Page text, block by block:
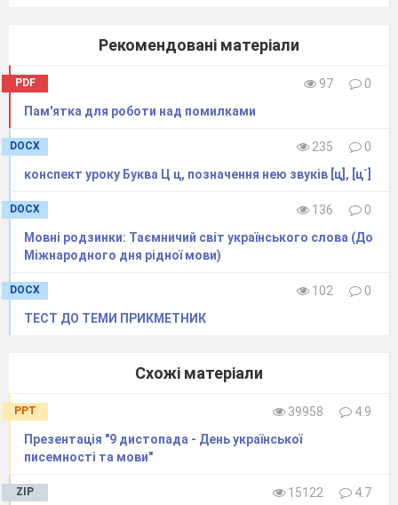
Рекомендовані матеріали
PDF 97
0
Пам'ятка для роботи над помилками
DOCX 235
0
конспект уроку Буква Ц ц, позначення нею звуків [ц], [ц´]
DOCX 136
0
Мовні родзинки: Таємничий світ українського слова (До
Міжнародного дня рідної мови)
DOCX 102
0
ТЕСТ ДО ТЕМИ ПРИКМЕТНИК
Схожі матеріали
PPT 39958
4.9
Презентація "9 дистопада - День української
писемності та мови"
ZIP 15122
4.7